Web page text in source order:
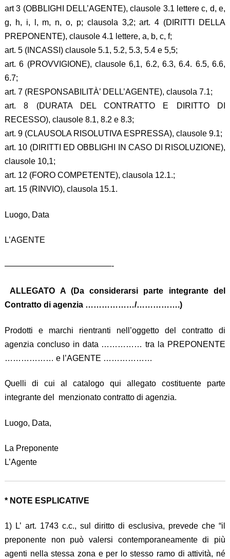
art 3 (OBBLIGHI DELL’AGENTE), clausole 3.1 lettere c, d, e,
g, h, i, l, m, n, o, p; clausola 3,2; art. 4 (DIRITTI DELLA
PREPONENTE), clausole 4.1 lettere, a, b, c, f;
art. 5 (INCASSI) clausole 5.1, 5.2, 5.3, 5.4 e 5,5;
art. 6 (PROVVIGIONE), clausole 6,1, 6.2, 6.3, 6.4. 6.5, 6.6,
6.7;
art. 7 (RESPONSABILITÀ’ DELL’AGENTE), clausola 7.1;
art. 8 (DURATA DEL CONTRATTO E DIRITTO DI
RECESSO), clausole 8.1, 8.2 e 8.3;
art. 9 (CLAUSOLA RISOLUTIVA ESPRESSA), clausole 9.1;
art. 10 (DIRITTI ED OBBLIGHI IN CASO DI RISOLUZIONE),
clausole 10,1;
art. 12 (FORO COMPETENTE), clausola 12.1.;
art. 15 (RINVIO), clausola 15.1.
Luogo, Data
L’AGENTE
—————————————-
ALLEGATO A (Da considerarsi parte integrante del
Contratto di agenzia ………………/…………….)
Prodotti e marchi rientranti nell’oggetto del contratto di
agenzia concluso in data …………… tra la PREPONENTE
……………… e l’AGENTE ………………
Quelli di cui al catalogo qui allegato costituente parte
integrante del menzionato contratto di agenzia.
Luogo, Data,
La Preponente
L’Agente
* NOTE ESPLICATIVE
1) L’ art. 1743 c.c., sul diritto di esclusiva, prevede che “il
preponente non può valersi contemporaneamente di più
agenti nella stessa zona e per lo stesso ramo di attività, né